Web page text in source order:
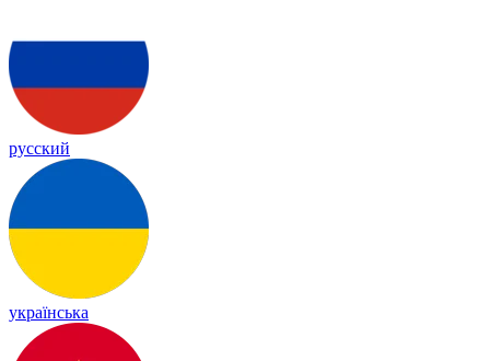
русский
українська